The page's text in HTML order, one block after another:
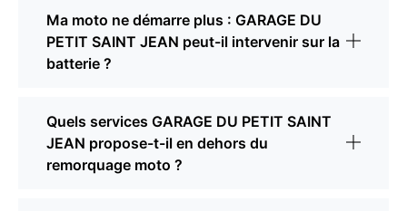
Ma moto ne démarre plus : GARAGE DU
PETIT SAINT JEAN peut-il intervenir sur la
batterie ?
Quels services GARAGE DU PETIT SAINT
JEAN propose-t-il en dehors du
remorquage moto ?